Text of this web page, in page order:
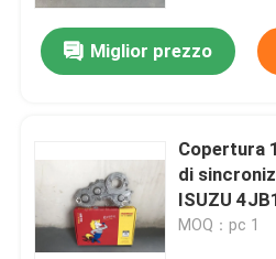
Prodotti
Circa noi
Miglior prezzo
Copertura
di
ISUZU
1002401BB
MOQ：pc 1